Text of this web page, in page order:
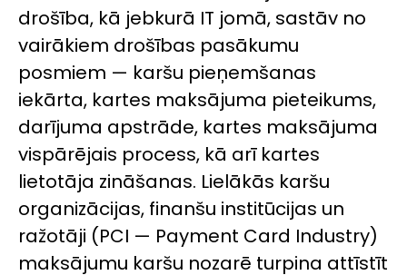
drošība, kā jebkurā IT jomā, sastāv no
vairākiem drošības pasākumu
posmiem — karšu pieņemšanas
iekārta, kartes maksājuma pieteikums,
darījuma apstrāde, kartes maksājuma
vispārējais process, kā arī kartes
lietotāja zināšanas. Lielākās karšu
organizācijas, finanšu institūcijas un
ražotāji (PCI — Payment Card Industry)
maksājumu karšu nozarē turpina attīstīt